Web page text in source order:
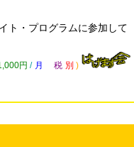
ト・プログラムに参加して
円 / 月 税 別 )